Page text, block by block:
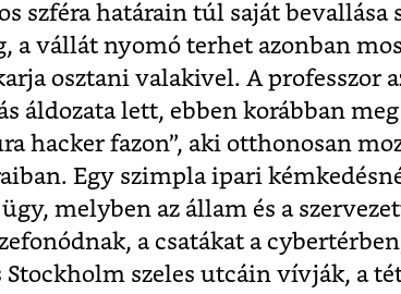
szféra határain túl saját bevallása
a vállát nyomó terhet azonban
osztani valakivel. A professzor
áldozata lett, ebben korábban
hacker fazon”, aki otthonosan
Egy szimpla ipari
melyben az állam és a
a csatákat a
szeles utcáin vívják, a